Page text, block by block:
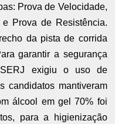
Prova de Velocidade,
Prova de Resistência.
da pista de corrida
garantir a segurança
exigiu o uso de
candidatos mantiveram
álcool em gel 70% foi
para a higienização